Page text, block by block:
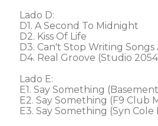
Lado D:
D1. A Second To Midnight
D2. Kiss Of Life
D3. Can't Stop Writing Songs
D4. Real Groove (Studio
Lado E:
E1. Say Something
E2. Say Something (F9 Club
E3. Say Something (Syn